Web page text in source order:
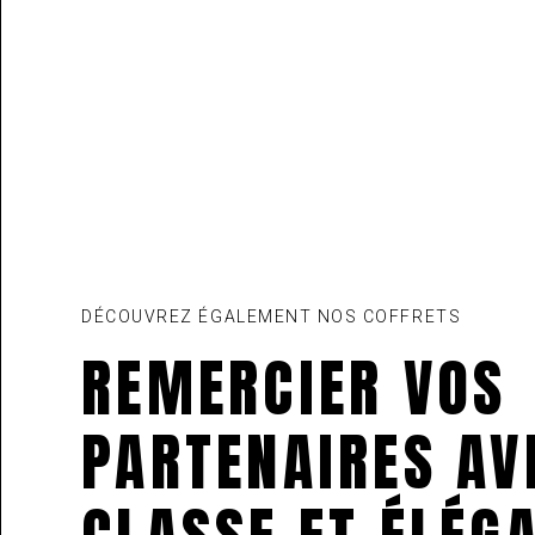
DÉCOUVREZ ÉGALEMENT NOS COFFRETS
REMERCIER VOS
PARTENAIRES